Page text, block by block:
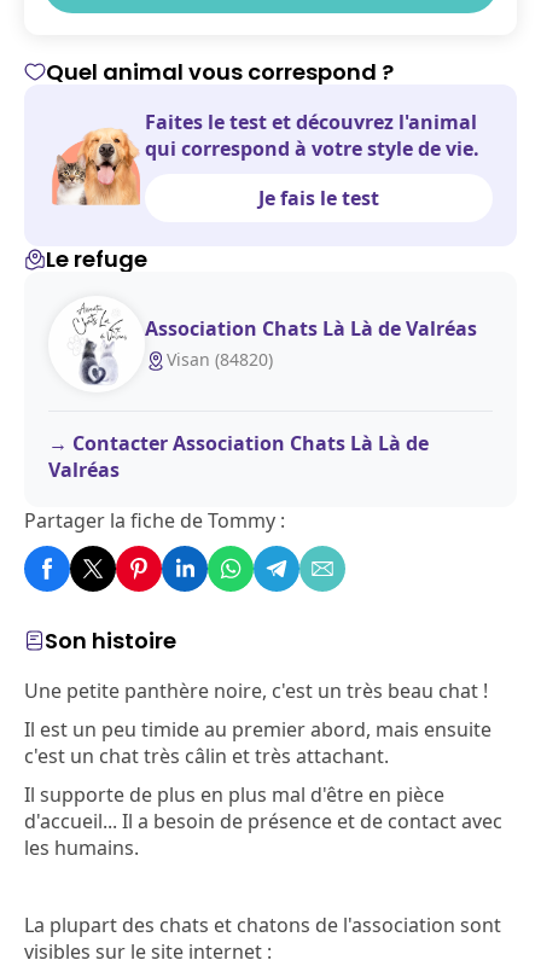
Son histoire
Une petite panthère noire, c'est un très beau chat !
Il est un peu timide au premier abord, mais ensuite
c'est un chat très câlin et très attachant.
Il supporte de plus en plus mal d'être en pièce
d'accueil... Il a besoin de présence et de contact avec
les humains.
La plupart des chats et chatons de l'association sont
visibles sur le site internet :
Quel animal vous correspond ?
Faites le test et découvrez l'animal
qui correspond à votre style de vie.
Je fais le test
Le refuge
Association Chats Là Là de Valréas
Visan (84820)
Contacter Association Chats Là Là de
Valréas
Partager la fiche de Tommy :